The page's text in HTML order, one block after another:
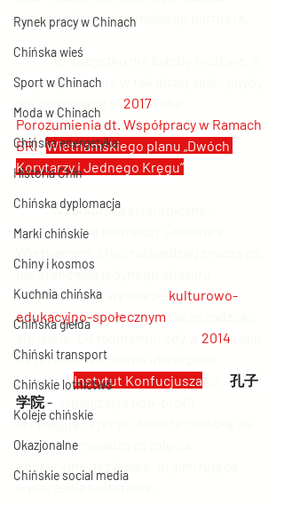
Rynek pracy w Chinach
Chińska wieś
Sport w Chinach
Moda w Chinach
Chińska energetyka
Historia Chin
Chińska dyplomacja
Marki chińskie
Chiny i kosmos
Kuchnia chińska
Chińska giełda
Chiński transport
Chińskie lotnictwo
Koleje chińskie
Okazjonalne
Chińskie social media
inwestycji u wietnamskiego partnera.
	To wszystko nie byłoby możliwe, a
przynajmniej nie w tak dużej skali, gdyby
2017
Porozumienia dt. Współpracy w Ramach
BRI i Wietnamskiego planu „Dwóch
Korytarzy i Jednego Kręgu”
	Współpraca strategiczno-
ekonomiczna pomiędzy Chinami a
nie stanowiła jedynego obszaru
aktywności. W wymiarze kulturowo-
edukacyjno-społecznym
się wiele. Od momentu, gdy w 2014
na terenie Wietnamu utworzono
pierwszy Instytut Konfucjusza
孔子
学院 -
propagująca język i kulturę chińską na
świecie, prowadząca zajęcia